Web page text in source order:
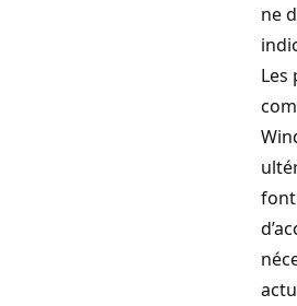
ne
Les